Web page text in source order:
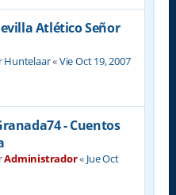
Atlético Señor
Huntelaar«Vie Oct 19, 2007
- Cuentos
Administrador« Jue Oct